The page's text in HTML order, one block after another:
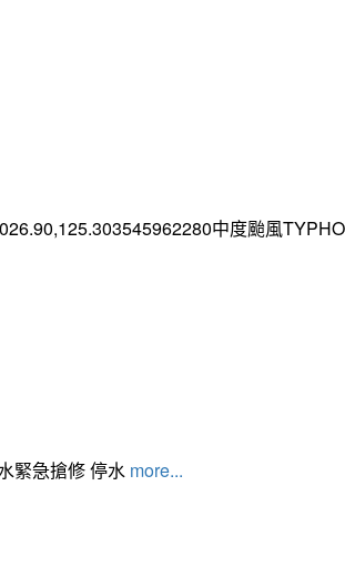
中度颱風
緊急搶修 停水 more...